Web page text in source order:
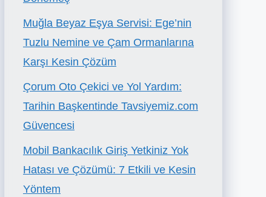
Muğla Beyaz Eşya Servisi: Ege’nin
Tuzlu Nemine ve Çam Ormanlarına
Karşı Kesin Çözüm
Çorum Oto Çekici ve Yol Yardım:
Tarihin Başkentinde Tavsiyemiz.com
Güvencesi
Mobil Bankacılık Giriş Yetkiniz Yok
Hatası ve Çözümü: 7 Etkili ve Kesin
Yöntem